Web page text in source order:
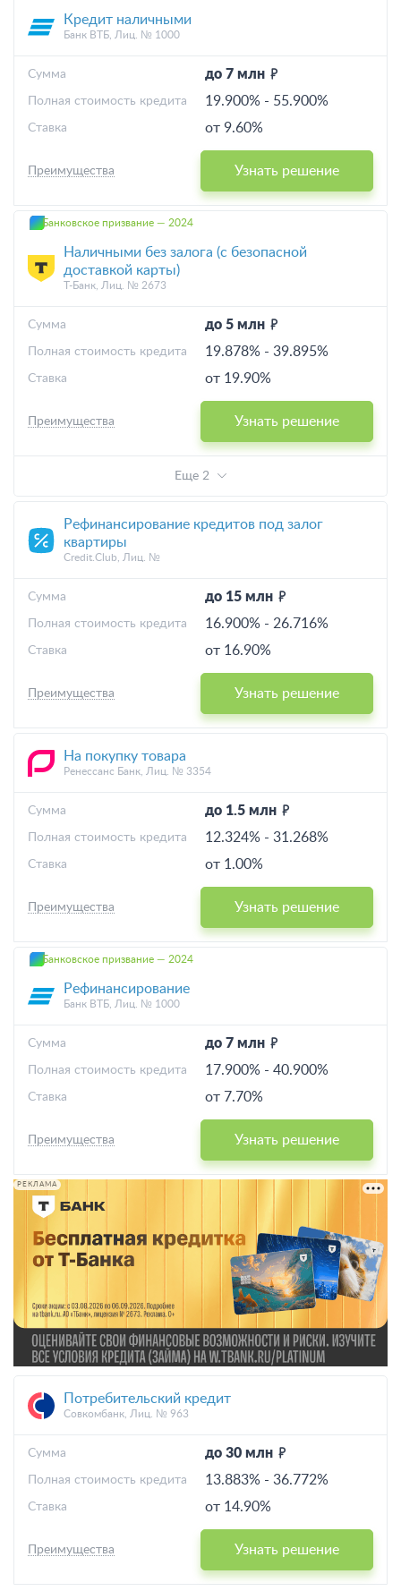
Кредит наличными
Банк ВТБ, Лиц. № 1000
до 7 млн
Cумма
19.900% - 55.900%
Полная стоимость кредита
от 9.60%
Ставка
Узнать решение
Преимущества
Банковское призвание — 2024
Наличными без залога (с безопасной
доставкой карты)
Т-Банк, Лиц. № 2673
до 5 млн
Cумма
19.878% - 39.895%
Полная стоимость кредита
от 19.90%
Ставка
Узнать решение
Преимущества
Еще 2
Рефинансирование кредитов под залог
квартиры
Credit.Club, Лиц. №
до 15 млн
Cумма
16.900% - 26.716%
Полная стоимость кредита
от 16.90%
Ставка
Узнать решение
Преимущества
На покупку товара
Ренессанс Банк, Лиц. № 3354
до 1.5 млн
Cумма
12.324% - 31.268%
Полная стоимость кредита
от 1.00%
Ставка
Узнать решение
Преимущества
Банковское призвание — 2024
Рефинансирование
Банк ВТБ, Лиц. № 1000
до 7 млн
Cумма
17.900% - 40.900%
Полная стоимость кредита
от 7.70%
Ставка
Узнать решение
Преимущества
РЕКЛАМА
Потребительский кредит
Совкомбанк, Лиц. № 963
до 30 млн
Cумма
13.883% - 36.772%
Полная стоимость кредита
от 14.90%
Ставка
Узнать решение
Преимущества